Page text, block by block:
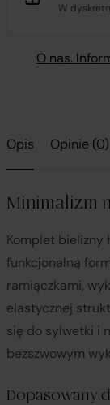
W
O nas.
Opis Opinie (0)
Minimalizm
Komplet bielizny
funkcjonalną
ramiączkami,
elastycznej
się do sylwetki i
bezszwowym
Dopasowany